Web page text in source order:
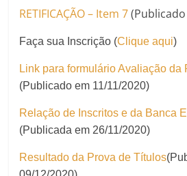
RETIFICAÇÃO – Item 7
Faça sua Inscrição (Clique aqui)
Link para formulário Avaliação da
(Publicado em 11/11/2020)
Relação de Inscritos e da Banca
(Publicada em 26/11/2020)
Resultado da Prova de Títulos